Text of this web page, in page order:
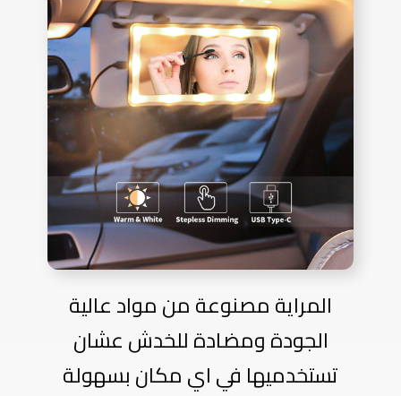
المراية مصنوعة من مواد عالية
الجودة ومضادة للخدش عشان
تستخدميها في اي مكان بسهولة